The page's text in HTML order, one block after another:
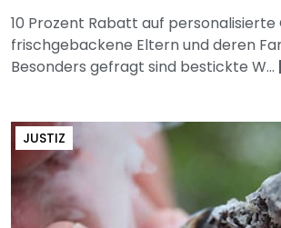
10 Prozent Rabatt auf
frischgebackene Eltern und deren
Besonders gefragt sind bestickte W... |
JUSTIZ